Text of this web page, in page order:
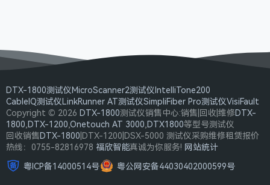
DTX-1800测试仪MicroScanner2测试仪IntelliTone200
CableIQ测试仪LinkRunner AT测试仪SimpliFiber Pro测试仪VisiFault
Copyright © 2026 DTX-1800测试仪销售中心:销售|回收|维修DTX-
1800,DTX-1200,Onetouch AT 3000,DTX1800等型号测试仪
回收销售DTX-1800|DTX-1200|DSX-5000 测试仪采购维修租赁报价
热线：0755-82816978 福欣智能真诚为你服务! 网站统计
粤ICP备14000514号
粤公网安备44030402000599号